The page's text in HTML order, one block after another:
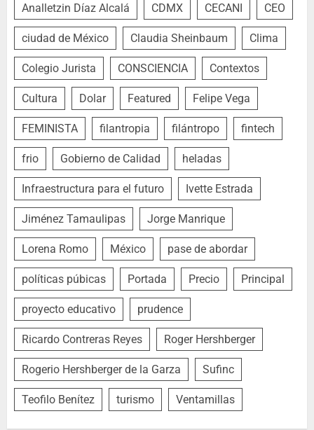
Analletzin Díaz Alcalá CDMX CECANI CEO
ciudad de México Claudia Sheinbaum Clima
Colegio Jurista CONSCIENCIA Contextos
Cultura Dolar Featured Felipe Vega
FEMINISTA filantropia filántropo fintech
frio Gobierno de Calidad heladas
Infraestructura para el futuro Ivette Estrada
Jiménez Tamaulipas Jorge Manrique
Lorena Romo México pase de abordar
políticas púbicas Portada Precio Principal
proyecto educativo prudence
Ricardo Contreras Reyes Roger Hershberger
Rogerio Hershberger de la Garza Sufinc
Teofilo Benítez turismo Ventamillas